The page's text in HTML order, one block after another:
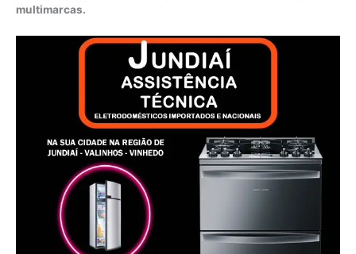
multimarcas.